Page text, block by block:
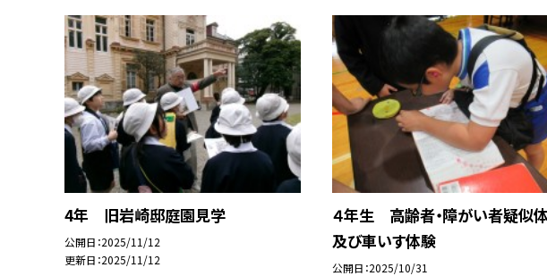
4年 旧岩崎邸庭園見学
公開日 2025/11/12
更新日 2025/11/12
４年生 高齢者・障がい者疑似
及び車いす体験
公開日 2025/10/31